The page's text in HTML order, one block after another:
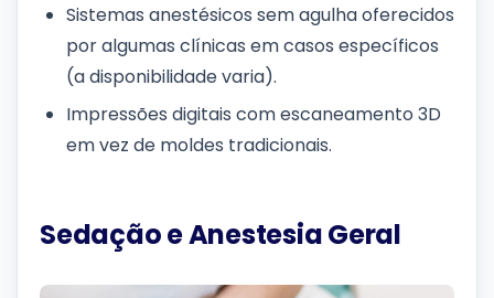
Sistemas anestésicos sem agulha oferecidos
por algumas clínicas em casos específicos
(a disponibilidade varia).
Impressões digitais com escaneamento 3D
em vez de moldes tradicionais.
Sedação e Anestesia Geral